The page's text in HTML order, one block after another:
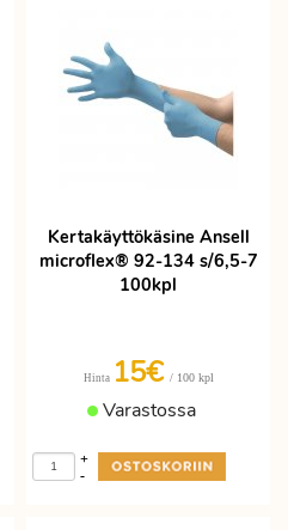
Kertakäyttökäsine Ansell
microflex® 92-134 s/6,5-7
100kpl
Hinta 15€ / 100 kpl
Varastossa
-
+